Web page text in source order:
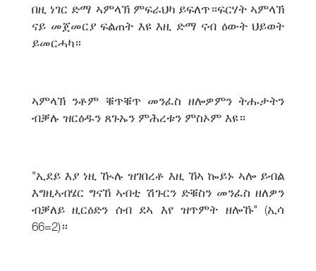
በዚ ነገር ድማ ኣምላኽ ምፍራህካ ይፍለጥ።ፍርሃት ኣምላኽ
ናይ መጀመርያ ፍልጠት እዩ እዚ ድማ ናብ ዕውት ህይወት
ይመርሓካ።
ኣምላኽ ንቶም ቑጥቑጥ መንፈስ ዘሎዎምን ትሑታትን
ብቓሉ ዝርዕዱን ጸጉኡን ምሕረቱን ምስኦም እዩ።
"ኢደይ እያ ነዚ ዂሉ ዝገበረቶ እዚ ኸኣ ኰይኑ ኣሎ ይብል
እግዚኣብሄር ግናኸ ኣብቲ ሽጉርን ድቑስን መንፈስ ዘለዎን
ብቓለይ ዚርዕድን ሰብ ደኣ እየ ዝጥምት ዘሎኹ" (ኢሳ
66=2)።